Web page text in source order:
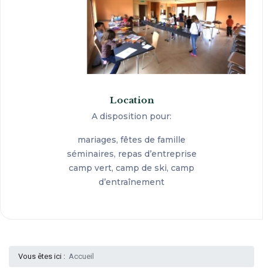
Location
A disposition pour:
mariages, fêtes de famille
séminaires, repas d’entreprise
camp vert, camp de ski, camp
d’entraînement
Vous êtes ici : Accueil